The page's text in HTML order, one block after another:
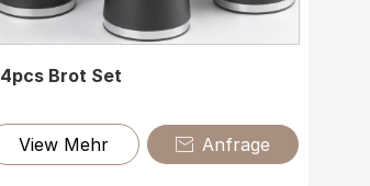
4pcs Brot Set
View Mehr  Anfrage